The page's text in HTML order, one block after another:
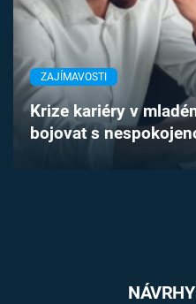
TV Program
Časopis
Sledujte prima+
ZAJÍMAVOSTI
Krize kariéry v
bojovat s